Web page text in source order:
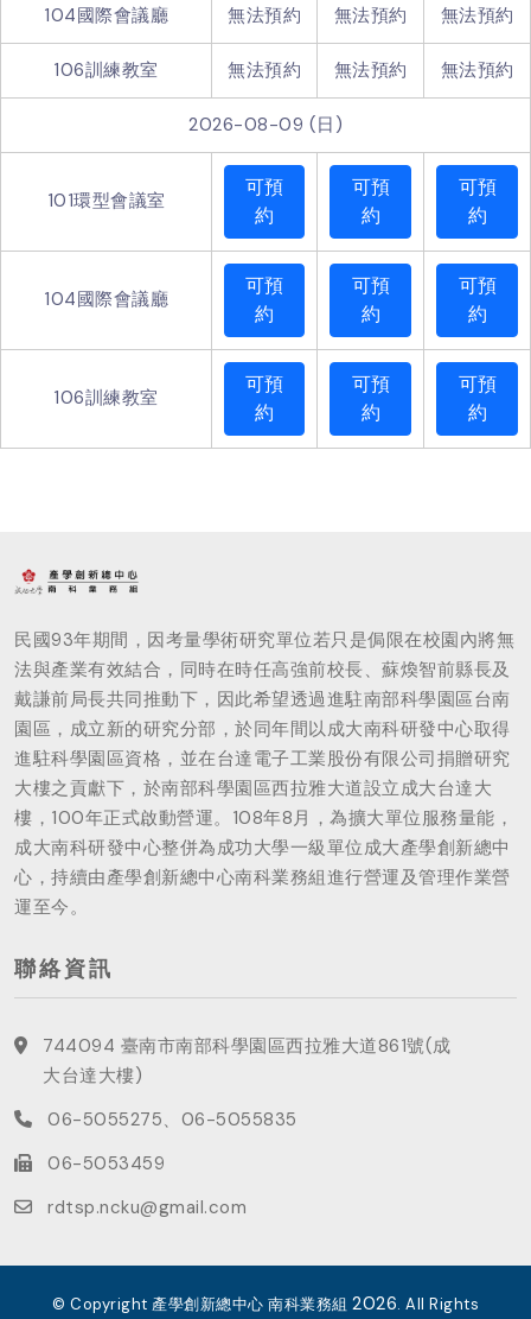
104國際會議廳 無法預約 無法預約 無法預約
106訓練教室 無法預約 無法預約 無法預約
2026-08-09 (日)
101環型會議室
可預
約
可預
約
可預
約
104國際會議廳
可預
約
可預
約
可預
約
106訓練教室
可預
約
可預
約
可預
約
民國93年期間，因考量學術研究單位若只是侷限在校園內將無
法與產業有效結合，同時在時任高強前校長、蘇煥智前縣長及
戴謙前局長共同推動下，因此希望透過進駐南部科學園區台南
園區，成立新的研究分部，於同年間以成大南科研發中心取得
進駐科學園區資格，並在台達電子工業股份有限公司捐贈研究
大樓之貢獻下，於南部科學園區西拉雅大道設立成大台達大
樓，100年正式啟動營運。108年8月，為擴大單位服務量能，
成大南科研發中心整併為成功大學一級單位成大產學創新總中
心，持續由產學創新總中心南科業務組進行營運及管理作業營
運至今。
聯絡資訊
744094 臺南市南部科學園區西拉雅大道861號(成
大台達大樓)
06-5055275、06-5055835
06-5053459
rdtsp.ncku@gmail.com
© Copyright 產學創新總中心 南科業務組 2026. All Rights